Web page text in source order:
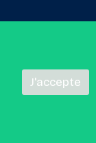
J'accepte